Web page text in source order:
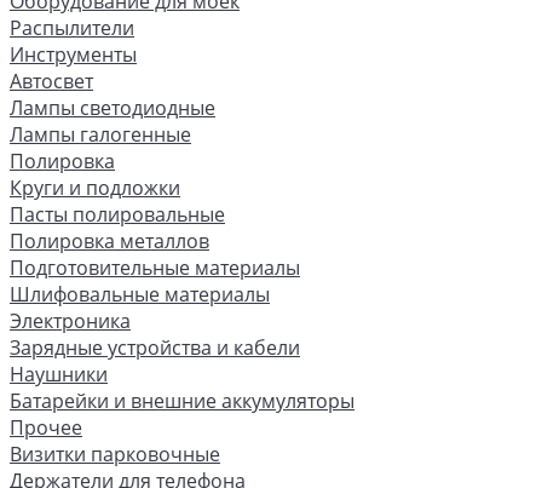
Распылители
Инструменты
Автосвет
Лампы светодиодные
Лампы галогенные
Полировка
Круги и подложки
Пасты полировальные
Полировка металлов
Подготовительные материалы
Шлифовальные материалы
Электроника
Зарядные устройства и кабели
Наушники
Батарейки и внешние аккумуляторы
Прочее
Визитки парковочные
Держатели для телефона